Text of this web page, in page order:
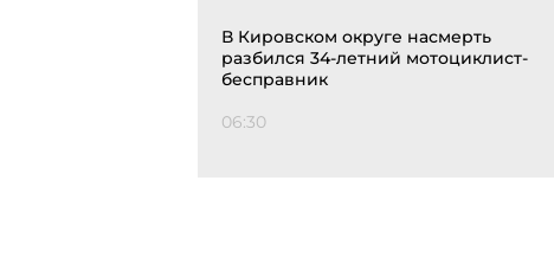
В Кировском округе насмерть
разбился 34-летний мотоциклист-
бесправник
06:30